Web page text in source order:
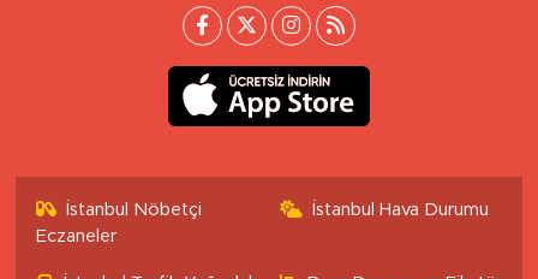
İstanbul Nöbetçi
Eczaneler
İstanbul Hava Durumu